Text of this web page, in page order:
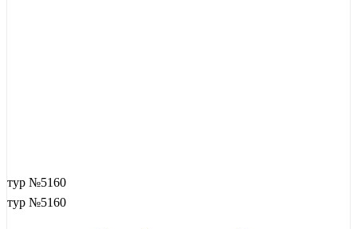
тур №5160
тур №5160